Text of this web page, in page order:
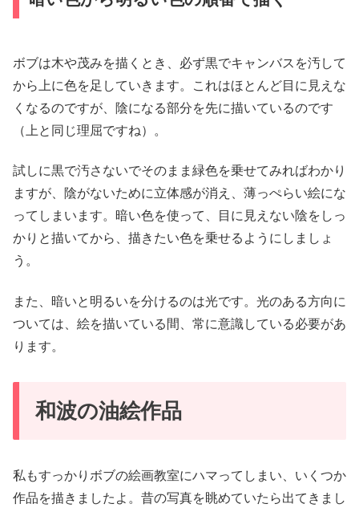
ボブは木や茂みを描くとき、必ず黒でキャンバスを汚して
から上に色を足していきます。これはほとんど目に見えな
くなるのですが、陰になる部分を先に描いているのです
（上と同じ理屈ですね）。
試しに黒で汚さないでそのまま緑色を乗せてみればわかり
ますが、陰がないために立体感が消え、薄っぺらい絵にな
ってしまいます。暗い色を使って、目に見えない陰をしっ
かりと描いてから、描きたい色を乗せるようにしましょ
う。
また、暗いと明るいを分けるのは光です。光のある方向に
ついては、絵を描いている間、常に意識している必要があ
ります。
和波の油絵作品
私もすっかりボブの絵画教室にハマってしまい、いくつか
作品を描きましたよ。昔の写真を眺めていたら出てきまし